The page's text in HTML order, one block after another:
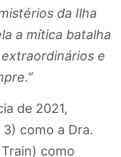
da Ilha
a mítica batalha
e
de 2021,
como a Dra.
como